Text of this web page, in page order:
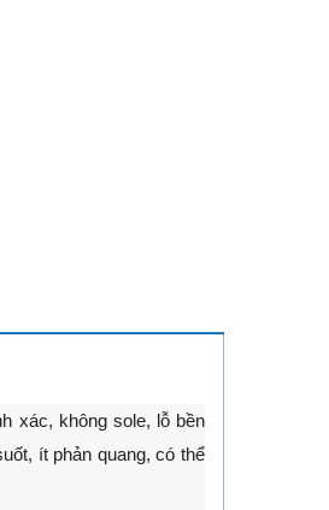
xác, không sole, lỗ bền
ít phản quang, có thể